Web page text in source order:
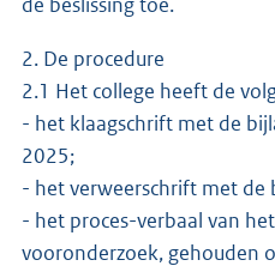
2. De procedure
2.1 Het college heeft de
- het klaagschrift met de
2025;
- het verweerschrift met de
- het proces-verbaal van
vooronderzoek, gehouden